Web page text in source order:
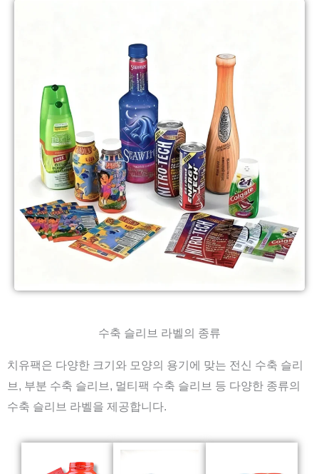
수축 슬리브 라벨의 종류
치유팩은 다양한 크기와 모양의 용기에 맞는 전신 수축 슬리
브, 부분 수축 슬리브, 멀티팩 수축 슬리브 등 다양한 종류의
수축 슬리브 라벨을 제공합니다.